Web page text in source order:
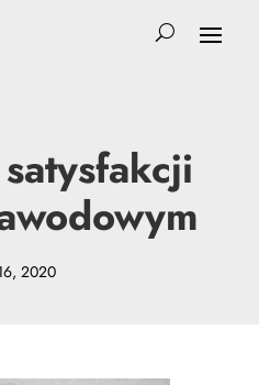
2020